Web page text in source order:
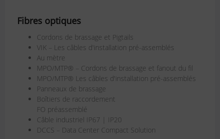
Fibres optiques
Cordons de brassage et Pigtails
VIK – Les câbles d'installation pré-assemblés
Au mètre
MPO/MTP® – Cordons de brassage et fanout du fil
MPO/MTP® Les câbles d'installation pré-assemblés
Panneaux de brassage
Boîtiers de raccordement
FO préassemblé
Câble industriel IP67 | IP20
DCCS – Data Center Compact Solution